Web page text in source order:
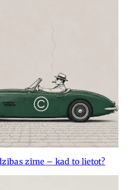
zīme – kad to lietot?